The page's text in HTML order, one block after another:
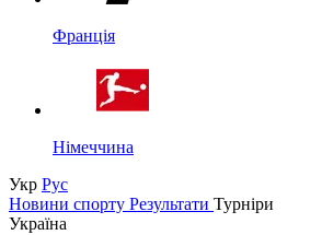
Франція
Німеччина
Укр Рус
Новини спорту Результати Турніри
Україна